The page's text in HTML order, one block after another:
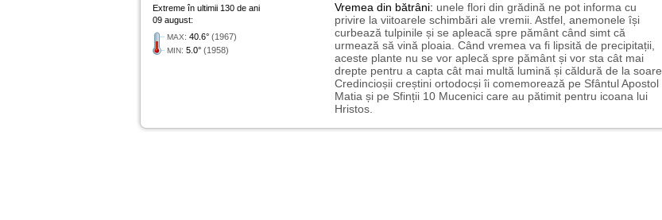
Extreme în ultimii 130 de ani
09 august:
MAX: 40.6° (1967)
MIN: 5.0° (1958)
Vremea din bătrâni: unele flori din grădină ne pot informa cu
privire la viitoarele schimbări ale vremii. Astfel, anemonele își
curbează tulpinile și se apleacă spre pământ când simt că
urmează să vină ploaia. Când vremea va fi lipsită de precipitații,
aceste plante nu se vor aplecă spre pământ și vor sta cât mai
drepte pentru a capta cât mai multă lumină și căldură de la soare.
Credincioșii creștini ortodocși îi comemorează pe Sfântul Apostol
Matia și pe Sfinții 10 Mucenici care au pătimit pentru icoana lui
Hristos.